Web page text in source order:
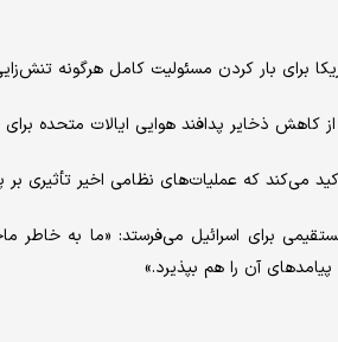
برای بار کردن مسئولیت کامل هرگونه
از کاهش ذخایر پدافند هوایی ایالات متحده
می‌کند که عملیات‌های نظامی اخیر تأثیری
برای اسرائیل می‌فرستد: «ما به
آن را هم بپذیرد.»